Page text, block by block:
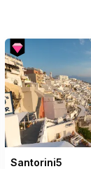
Santorini5